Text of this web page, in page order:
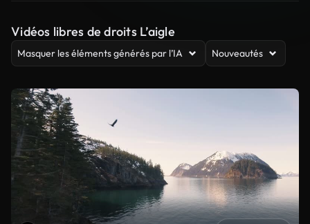
Vidéos libres de droits L’aigle
Masquer les éléments générés par l’IA Nouveautés